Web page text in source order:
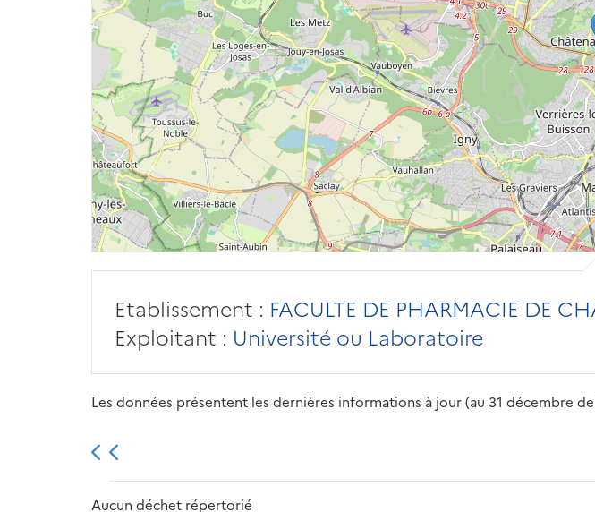
Etablissement : FACULTE DE PHARMACIE DE
Exploitant : Université ou Laboratoire
Les données présentent les dernières informations à jour (au 31 décembre
Aucun déchet répertorié